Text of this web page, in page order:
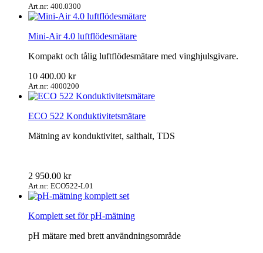
Art.nr: 400.0300
Mini-Air 4.0 luftflödesmätare
Kompakt och tålig luftflödesmätare med vinghjulsgivare.
10 400.00 kr
Art.nr: 4000200
ECO 522 Konduktivitetsmätare
Mätning av konduktivitet, salthalt, TDS
2 950.00 kr
Art.nr: ECO522-L01
Komplett set för pH-mätning
pH mätare med brett användningsområde